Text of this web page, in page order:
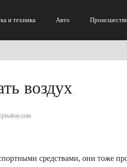
и техника Авто
воздух
средствами, они тоже